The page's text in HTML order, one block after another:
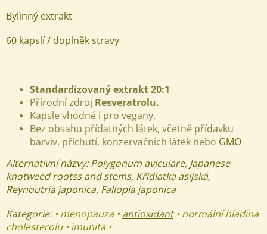
Bylinný extrakt
60 kapslí / doplněk stravy
Standardizovaný extrakt 20:1
Přírodní zdroj Resveratrolu.
Kapsle vhodné i pro vegany.
Bez obsahu přídatných látek, včetně přídavku
barviv, příchutí, konzervačních látek nebo GMO
Alternativní názvy:Polygonum aviculare, Japanese
knotweed rootss and stems, Křídlatka asijská,
Reynoutria japonica, Fallopia japonica
Kategorie: • menopauza •antioxidant• normální hladina
cholesterolu • imunita •